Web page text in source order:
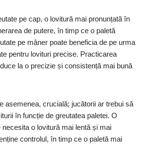
pe cap, o lovitură mai pronunțată în
de putere, în timp ce o paletă
pe mâner poate beneficia de pe urma
pentru lovituri precise. Practicarea
la o precizie și consistență mai bună
asemenea, crucială; jucătorii ar trebui să
în funcție de greutatea paletei. O
necesita o lovitură mai lentă și mai
controlul, în timp ce o paletă mai